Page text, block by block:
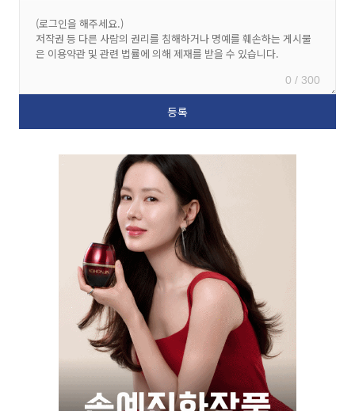
0 / 300